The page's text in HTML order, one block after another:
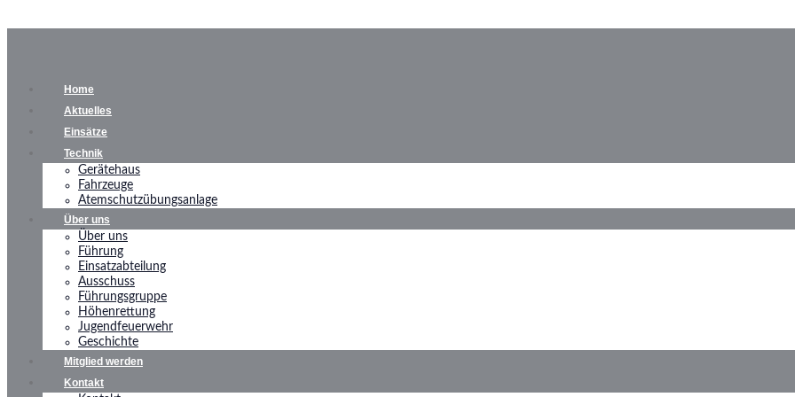
Home
Aktuelles
Einsätze
Technik
Gerätehaus
Fahrzeuge
Atemschutzübungsanlage
Über uns
Über uns
Führung
Einsatzabteilung
Ausschuss
Führungsgruppe
Höhenrettung
Jugendfeuerwehr
Geschichte
Mitglied werden
Kontakt